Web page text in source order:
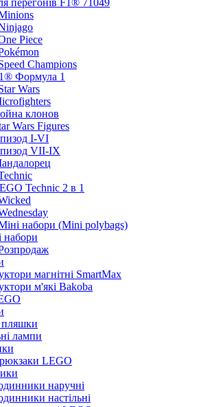
перегонів F1® 71049
Piece
Champions
Формула 1
Wars
клонов
Wars Figures
I-VI
VII-IX
Technic 2 в 1
набори (Mini polybags)
набори
магнітні SmartMax
м'які Bakoba
пляшки
лампи
LEGO
наручні
настільні